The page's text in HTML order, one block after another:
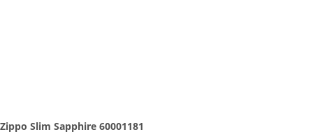
Zippo Slim Sapphire 60001181